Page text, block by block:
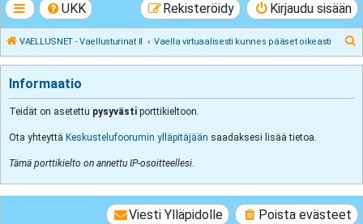
UKK Kirjaudu sisään
Rekisteröidy
VAELLUSNET - Vaellusturinat II Vaella virtuaalisesti kunnes pääset oikeasti
Informaatio
Teidät on asetettu pysyvästi porttikieltoon.
Ota yhteyttä Keskustelufoorumin ylläpitäjään saadaksesi lisää tietoa.
Tämä porttikielto on annettu IP-osoitteellesi.
Poista evästeet
Viesti Ylläpidolle